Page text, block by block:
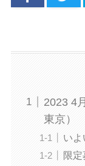
2023 4
東京）
いよ
限定